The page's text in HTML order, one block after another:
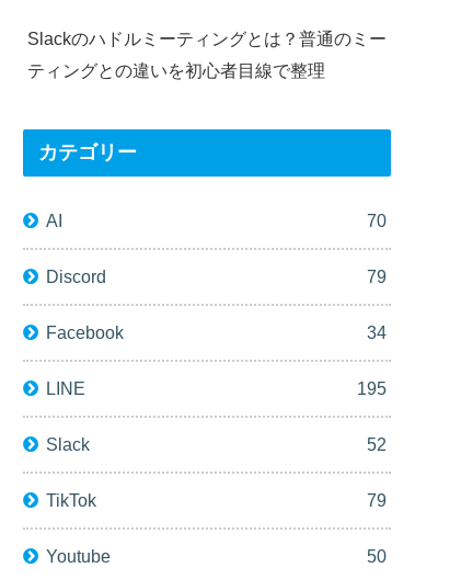
Slackのハドルミーティングとは？普通のミー
ティングとの違いを初心者目線で整理
カテゴリー
AI 70
Discord 79
Facebook 34
LINE 195
Slack 52
TikTok 79
Youtube 50